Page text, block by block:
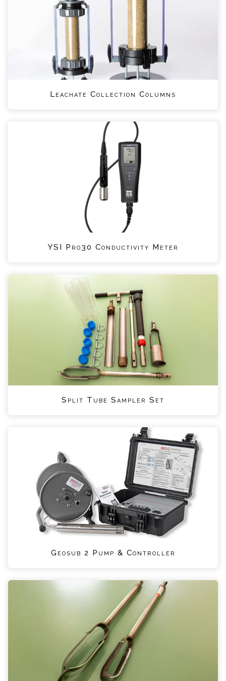
Leachate Collection Columns
YSI Pro30 Conductivity Meter
Split Tube Sampler Set
Geosub 2 Pump & Controller